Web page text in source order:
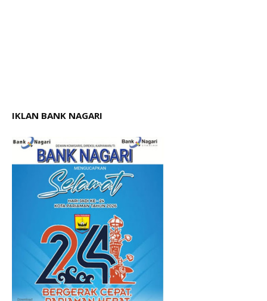
IKLAN BANK NAGARI